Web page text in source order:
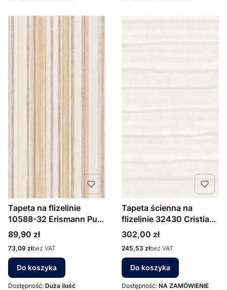
Tapeta na flizelinie
10588-32 Erismann Pure
Harmony pasy
Cena
89,90 zł
Cena
73,09 złbez VAT
Do koszyka
Dostępność: Duża ilość
Tapeta ścienna na
flizelinie 32430 Cristiana
Masi Vitalis poziome
pasy
Cena
302,00 zł
Cena
245,53 złbez VAT
Do koszyka
Dostępność: NA ZAMÓWIENIE